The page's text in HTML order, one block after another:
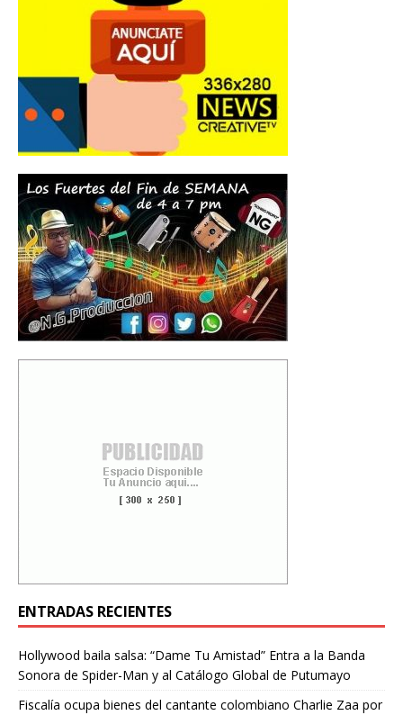
ENTRADAS RECIENTES
Hollywood baila salsa: “Dame Tu Amistad” Entra a la Banda
Sonora de Spider-Man y al Catálogo Global de Putumayo
Fiscalía ocupa bienes del cantante colombiano Charlie Zaa por